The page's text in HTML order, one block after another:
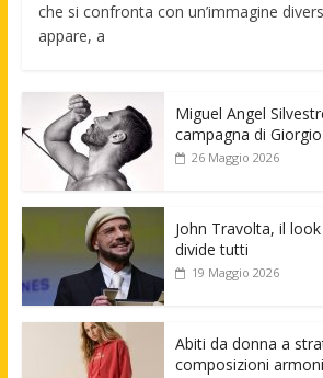
che si confronta con un’immagine
appare, a
Miguel Angel
campagna di
26 Maggio 2026
John Travolta, il
divide tutti
19 Maggio 2026
Abiti da donna a
composizioni